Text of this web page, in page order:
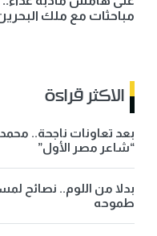
مباحثات مع ملك
الاكثر قراءة
بعد تعاونات ناجحة..
“شاعر مصر الأول”
بدلا من اللوم.. نصائح
طموحه